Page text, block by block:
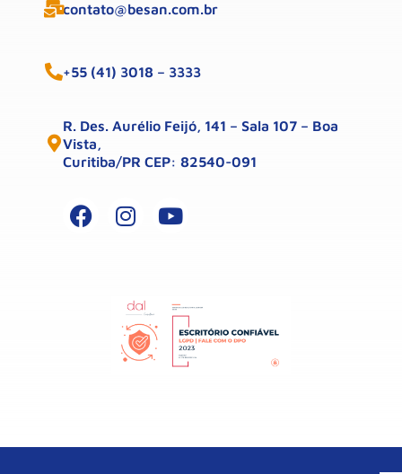
contato@besan.com.br
+55 (41) 3018 – 3333
R. Des. Aurélio Feijó, 141 – Sala 107 – Boa
Vista,
Curitiba/PR CEP: 82540-091